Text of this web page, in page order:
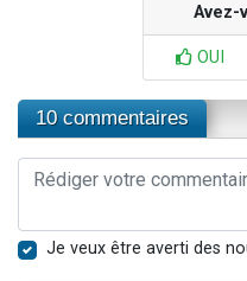
Avez-
OUI
10 commentaires
Je veux être averti des